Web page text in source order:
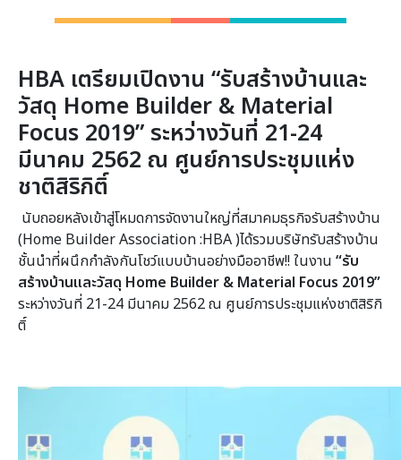
HBA เตรียมเปิดงาน “รับสร้างบ้านและ
วัสดุ Home Builder & Material
Focus 2019”ระหว่างวันที่ 21-24
มีนาคม 2562 ณ ศูนย์การประชุมแห่ง
ชาติสิริกิติ์
นับถอยหลังเข้าสู่โหมดการจัดงานใหญ่ที่สมาคมธุรกิจรับสร้างบ้าน
(Home Builder Association :HBA )ได้รวมบริษัทรับสร้างบ้าน
ชั้นนำที่ผนึกกำลังกันโชว์แบบบ้านอย่างมืออาชีพ!! ในงาน “รับ
สร้างบ้านและวัสดุ Home Builder & Material Focus 2019”
ระหว่างวันที่ 21-24 มีนาคม 2562 ณ ศูนย์การประชุมแห่งชาติสิริกิ
ติ์